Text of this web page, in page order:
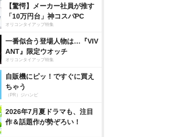
【驚愕】メーカー社員が推す
「10万円台」神コスパPC
オリコンタイアップ特集
一番似合う登場人物は…『VIV
ANT』限定ウオッチ
オリコンタイアップ特集
自販機にピッ！ですぐに買え
ちゃう
（PR）ジハンピ
2026年7月夏ドラマも、注目
作＆話題作が勢ぞろい！